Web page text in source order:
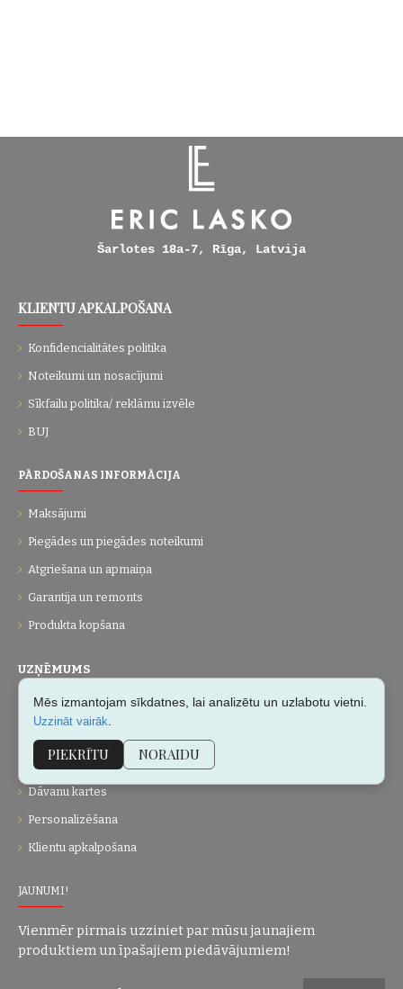
Šarlotes 18a-7, Rīga, Latvija
KLIENTU APKALPOŠANA
Konfidencialitātes politika
Noteikumi un nosacījumi
Sīkfailu politika/ reklāmu izvēle
BUJ
PĀRDOŠANAS INFORMĀCIJA
Maksājumi
Piegādes un piegādes noteikumi
Atgriešana un apmaiņa
Garantija un remonts
Produkta kopšana
UZŅĒMUMS
Par mums
Vietnes karte
Dāvanu kartes
Personalizēšana
Klientu apkalpošana
JAUNUMI!
Vienmēr pirmais uzziniet par mūsu jaunajiem
produktiem un īpašajiem piedāvājumiem!
Mēs izmantojam sīkdatnes, lai analizētu un uzlabotu vietni.
Uzzināt vairāk
PIEKRĪTU NORAIDU